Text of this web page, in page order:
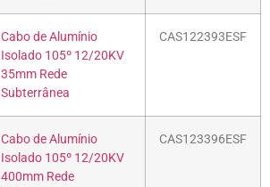
Cabo de Alumínio
Isolado 105º 12/20KV
35mm Rede
Subterrânea
CAS122393ESF
Cabo de Alumínio
Isolado 105º 12/20KV
400mm Rede
CAS123396ESF